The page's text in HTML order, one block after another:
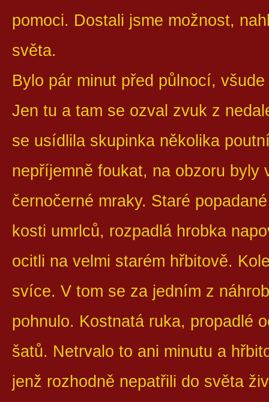
pomoci. Dostali jsme možnost,
světa.
Bylo pár minut před půlnocí,
Jen tu a tam se ozval zvuk z
se usídlila skupinka několika
nepříjemně foukat, na obzoru byly
černočerné mraky. Staré
kosti umrlců, rozpadlá hrobka
ocitli na velmi starém hřbitově.
svíce. V tom se za jedním z
pohnulo. Kostnatá ruka, propadlé
šatů. Netrvalo to ani minutu a
jenž rozhodně nepatřili do světa